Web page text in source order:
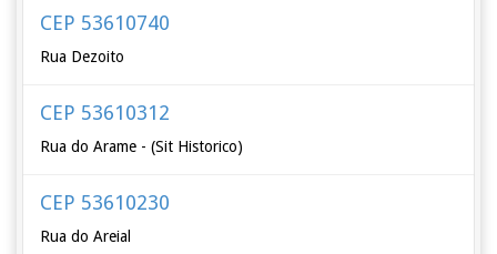
CEP 53610740
Rua Dezoito
CEP 53610312
Rua do Arame - (Sit Historico)
CEP 53610230
Rua do Areial